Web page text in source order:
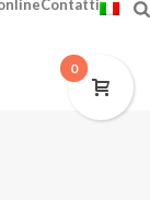
Contatti
0